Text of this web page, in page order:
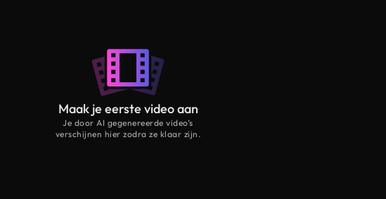
Maak je eerste video aan
Je door AI gegenereerde video’s
verschijnen hier zodra ze klaar zijn.